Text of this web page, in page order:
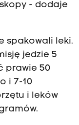
- dodaje
spakowali leki.
jedzie 5
prawie 50
i 7-10
i leków